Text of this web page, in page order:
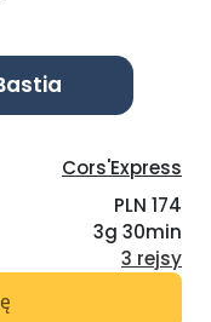
Cors'Express
PLN 174
3g 30min
3 rejsy